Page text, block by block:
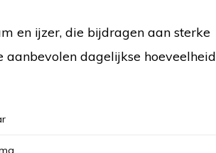
en ijzer, die bijdragen aan sterke
aanbevolen dagelijkse hoeveelheid